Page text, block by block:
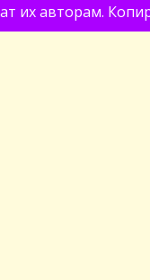
их авторам.